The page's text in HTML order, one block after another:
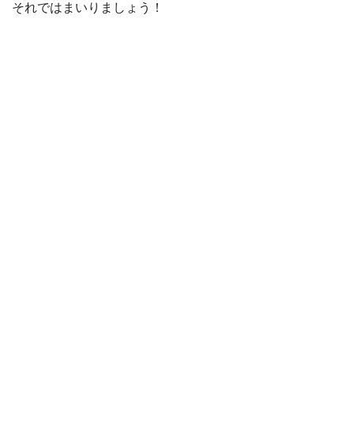
それではまいりましょう！